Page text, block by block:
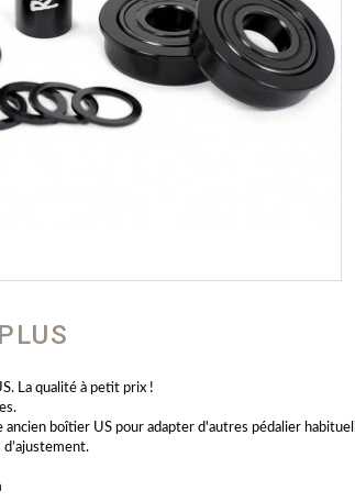
La qualité à petit prix !
ancien boîtier US pour adapter d'autres pédalier
d’ajustement.